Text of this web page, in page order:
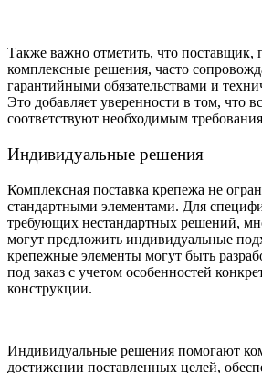
Также важно отметить, что поставщик,
комплексные решения, часто
гарантийными обязательствами и
Это добавляет уверенности в том, что
соответствуют необходимым
Индивидуальные решения
Комплексная поставка крепежа не
стандартными элементами. Для
требующих нестандартных решений,
могут предложить индивидуальные
крепежные элементы могут быть
под заказ с учетом особенностей
конструкции.
Индивидуальные решения помогают
достижении поставленных целей,